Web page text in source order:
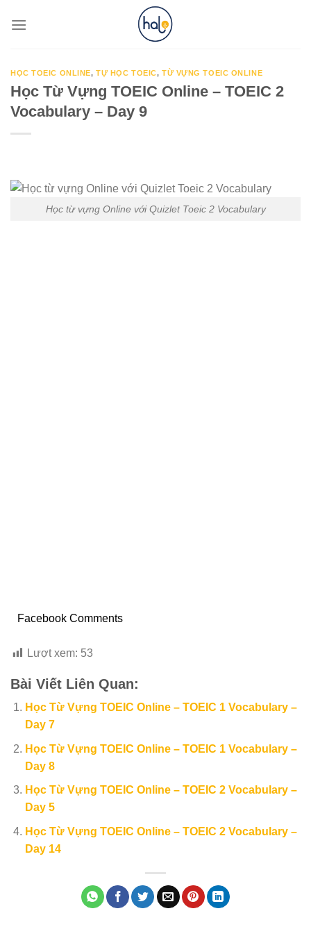
HỌC TOEIC ONLINE,TỰ HỌC TOEIC, TỪ VỰNG TOEIC ONLINE
Học Từ Vựng TOEIC Online – TOEIC 2
Vocabulary – Day 9
Học từ vựng Online với Quizlet Toeic 2 Vocabulary
Facebook Comments
Lượt xem: 53
Bài Viết Liên Quan:
Học Từ Vựng TOEIC Online – TOEIC 1 Vocabulary –
Day 7
Học Từ Vựng TOEIC Online – TOEIC 1 Vocabulary –
Day 8
Học Từ Vựng TOEIC Online – TOEIC 2 Vocabulary –
Day 5
Học Từ Vựng TOEIC Online – TOEIC 2 Vocabulary –
Day 14